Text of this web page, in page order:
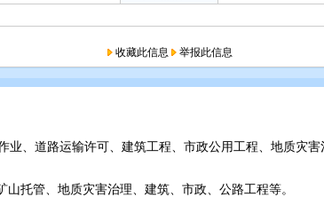
收藏此信息 举报此信息
业、道路运输许可、建筑工程、市政公用工程、地质灾害
托管、地质灾害治理、建筑、市政、公路工程等。